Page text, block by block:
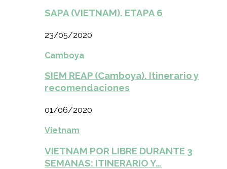
SAPA (VIETNAM). ETAPA 6
23/05/2020
Camboya
SIEM REAP (Camboya). Itinerario y
recomendaciones
01/06/2020
Vietnam
VIETNAM POR LIBRE DURANTE 3
SEMANAS: ITINERARIO Y…